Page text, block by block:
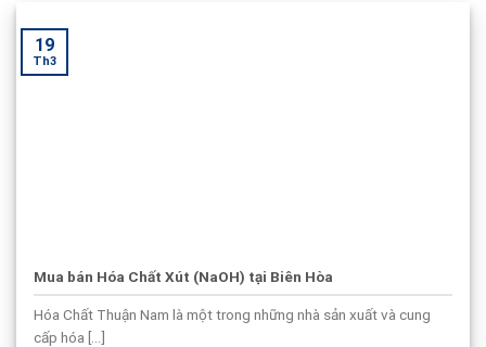
Mua bán Hóa Chất Xút (NaOH) tại Biên Hòa
Hóa Chất Thuận Nam là một trong những nhà sản xuất và cung
cấp hóa [...]
19
Th3